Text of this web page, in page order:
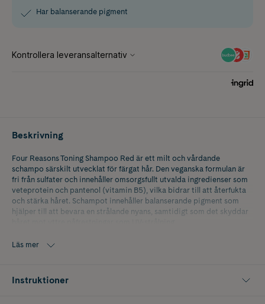
Har balanserande pigment
Beskrivning
Four Reasons Toning Shampoo Red är ett milt och vårdande
schampo särskilt utvecklat för färgat hår. Den veganska formulan är
fri från sulfater och innehåller omsorgsfullt utvalda ingredienser som
veteprotein och pantenol (vitamin B5), vilka bidrar till att återfukta
och stärka håret. Schampot innehåller balanserande pigment som
hjälper till att bevara en strålande nyans, samtidigt som det skyddar
Bronze är till för ljushetsläge 8-10.
Pearl är till för ljushetsläge 9-10.
Läs mer
Instruktioner